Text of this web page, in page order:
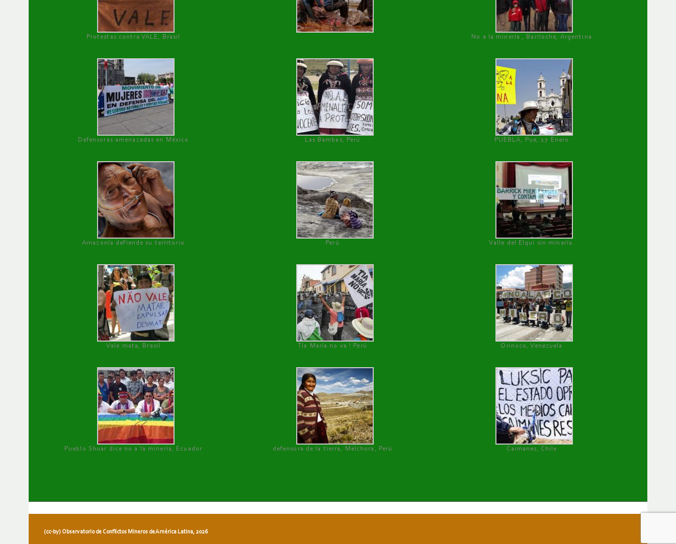
Protestas contra VALE, Brasil No a la minería , Bariloche, Argentina
Defensoras amenazadas en México Las Bambas, Perú PUEBLA, Pue, 27 Enero
Amazonía defiende su territorio Perú Valle del Elqui sin minería.
Vale mata, Brasil Tía María no va ! Perú Orinoco, Venezuela
Pueblo Shuar dice no a la minería, Ecuador defensora de la tierra, Melchora, Perú Caimanes, Chile
(cc-by) Observatorio de Conflictos Mineros de América Latina, 2026